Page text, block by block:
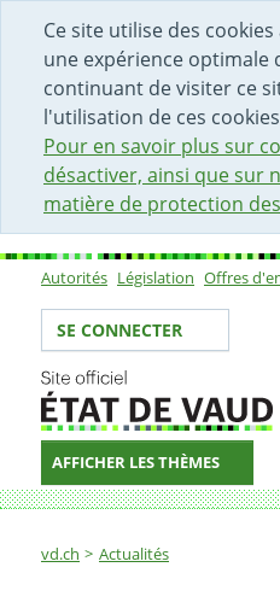
Ce site utilise des
une expérience optimale
continuant de visiter ce
l'utilisation de ces
Pour en savoir plus sur
désactiver, ainsi que sur
matière de protection
DÉBUT DU CONTENU DE
ACCÈS AU CHAMP DE
PAGE D'ACCUEIL
FORMULAIRE DE CONTACT
Sous-
Autorités Législation Offres
Votre identité
SE CONNECTER
AFFICHER LES THÈMES
Fil d'Ariane
vd.ch Actualités
Rapport spécifique de la